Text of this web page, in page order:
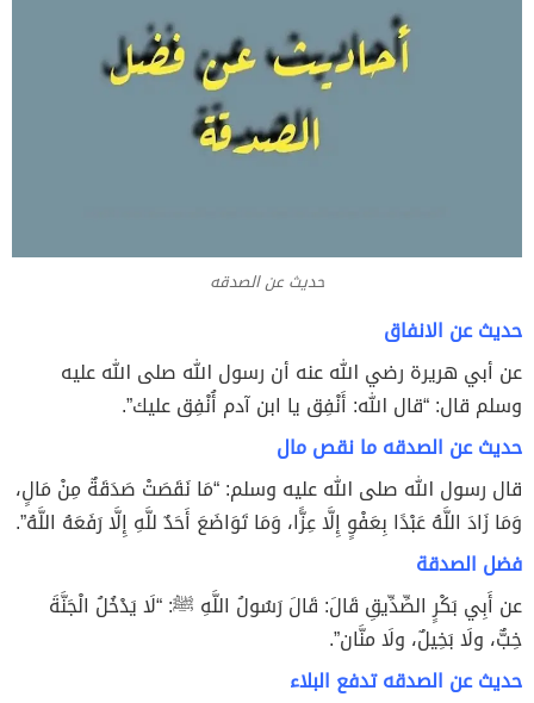
حديث عن الصدقه
حديث عن الانفاق
عن أبي هريرة رضي الله عنه أن رسول الله صلى الله عليه
وسلم قال: “قال الله: أَنْفِق يا ابن آدم أُنْفِق عليك”.
حديث عن الصدقه ما نقص مال
قال رسول الله صلى الله عليه وسلم: “مَا نَقَصَتْ صَدَقَةٌ مِنْ مَالٍ،
وَمَا زَادَ اللَّهُ عَبْدًا بِعَفْوٍ إِلَّا عِزًّا، وَمَا تَوَاضَعَ أَحَدٌ للَّهِ إِلَّا رَفَعَهُ اللَّهُ”.
فضل الصدقة
عن أَبِي بَكْرٍ الصِّدِّيقِ قَالَ: قَالَ رَسُولُ اللَّهِ ﷺ: “لَا يَدْخُلُ الْجَنَّةَ
خِبٌّ، ولَا بَخِيلٌ، ولَا منَّان”.
حديث عن الصدقه تدفع البلاء